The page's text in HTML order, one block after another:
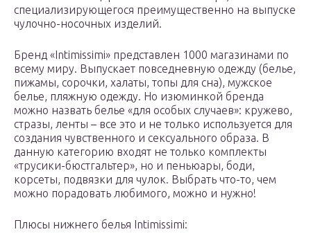
специализирующегося преимущественно на выпуске
чулочно-носочных изделий.
Бренд «Intimissimi» представлен 1000 магазинами по
всему миру. Выпускает повседневную одежду (белье,
пижамы, сорочки, халаты, топы для сна), мужское
белье, пляжную одежду. Но изюминкой бренда
можно назвать белье «для особых случаев»: кружево,
стразы, ленты – все это и не только используется для
создания чувственного и сексуального образа. В
данную категорию входят не только комплекты
«трусики-бюстгальтер», но и пеньюары, боди,
корсеты, подвязки для чулок. Выбрать что-то, чем
можно порадовать любимого, можно и нужно!
Плюсы нижнего белья Intimissimi: